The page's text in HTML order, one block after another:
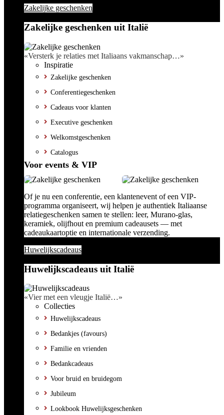
Zakelijke geschenken
Zakelijke geschenken uit Italië
«Versterk je relaties met Italiaans vakmanschap…»
Inspiratie
Zakelijke geschenken
Conferentiegeschenken
Cadeaus voor klanten
Executive geschenken
Welkomstgeschenken
Catalogus
Voor events & VIP
Of je nu een conferentie, een klantenevent of een VIP-
programma organiseert, wij helpen je authentiek Italiaanse
relatiegeschenken samen te stellen: leer, Murano-glas,
keramiek, olijfhout en premium cadeausets — met
cadeaukaartoptie en internationale verzending.
Huwelijkscadeaus
Huwelijkscadeaus uit Italië
«Vier met een vleugje Italië…»
Collecties
Huwelijkscadeaus
Bedankjes (favours)
Familie en vrienden
Bedankcadeaus
Voor bruid en bruidegom
Jubileum
Lookbook Huwelijksgeschenken